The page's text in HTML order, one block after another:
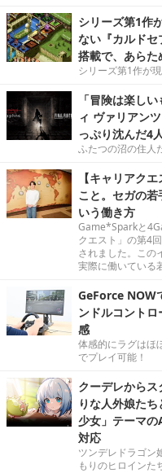
シリーズ第1作
ない『カルド
搭載で、あらた
シリーズ第1作が
「冒険は楽し
ィ ヴァリアン
っぷり沈んだ4
ふたつの沼の住人
【キャリアク
こと。セガの
いう働き方
Game*Sparkと
クエスト」の第4
されました。この
実際に働いている
GeForce NOW
ンドルコント
感
体感的にラグはほ
でプレイ可能！
クーデレから
りな人外娘た
少女」テーマ
対応
ツンデレドラゴン
もりのヒロインた